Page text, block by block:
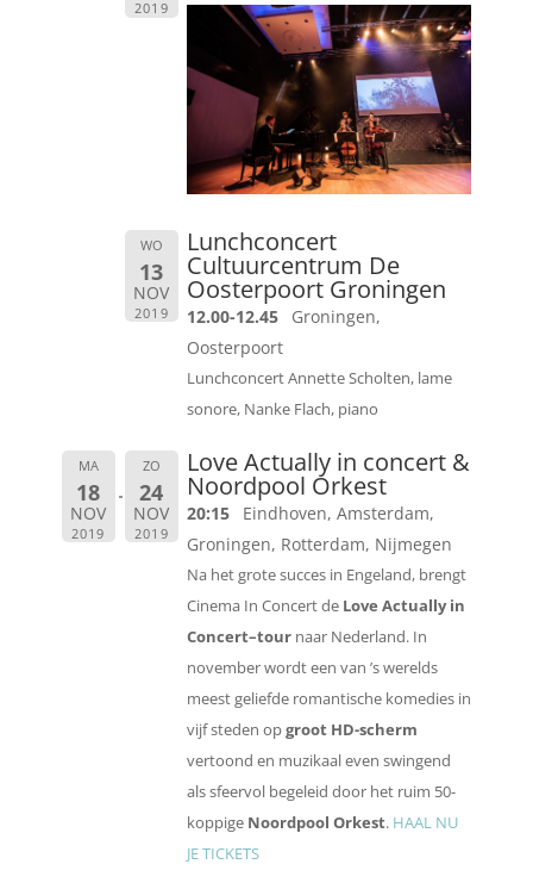
2019
WO
13
NOV
2019
Lunchconcert
Cultuurcentrum De
Oosterpoort Groningen
12.00-12.45
Groningen,
Oosterpoort
Lunchconcert Annette Scholten, lame
sonore, Nanke Flach, piano
MA
18
NOV
2019
ZO
24
NOV
2019
Love Actually in concert &
Noordpool Orkest
20:15
Eindhoven, Amsterdam,
Groningen, Rotterdam, Nijmegen
Na het grote succes in Engeland, brengt
Cinema In Concert de Love Actually in
Concert–tournaar Nederland. In
november wordt een van ’s werelds
meest geliefde romantische komedies in
vijf steden opgroot HD-scherm
vertoond en muzikaal even swingend
als sfeervol begeleid door het ruim 50-
koppige Noordpool Orkest. HAAL NU
JE TICKETS